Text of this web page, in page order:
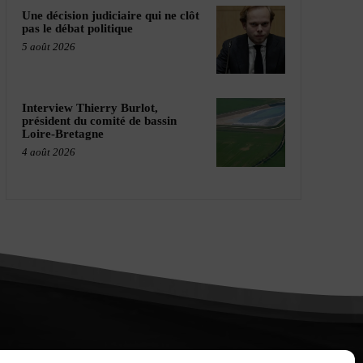
Une décision judiciaire qui ne clôt
pas le débat politique
5 août 2026
Interview Thierry Burlot,
président du comité de bassin
Loire-Bretagne
4 août 2026